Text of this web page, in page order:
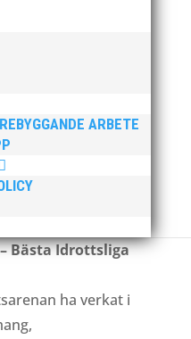
ARBETE
inte minst inom
stod för
ett genuint stöd till
beslut fattats att en
årligen att
utser som
Bästa Idrottsliga
ha verkat i